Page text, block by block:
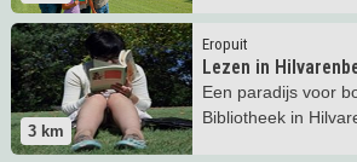
3 km
Eropuit
Lezen in
Een paradijs voor
Bibliotheek in
Lees meer Lezen in Hilvarenbeek